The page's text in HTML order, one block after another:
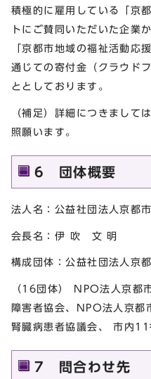
積極的に雇用している「京
トにご賛同いただいた企業
「京都市地域の福祉活動応
通じての寄付金（クラウド
ととしております。
（補足）詳細につきまして
照願います。
6 団体概要
法人名：公益社団法人京都
会長名：伊 吹 文 明
構成団体：公益社団法人京
（16団体） NPO法人京都
障害者協会、NPO法人京都
腎臓病患者協議会、 市内
7 問合わせ先